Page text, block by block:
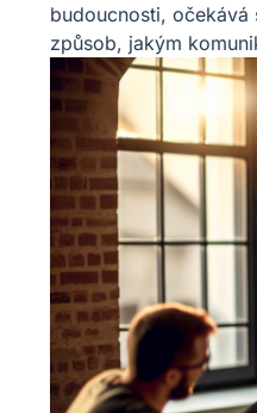
budoucnosti,
způsob, jakým